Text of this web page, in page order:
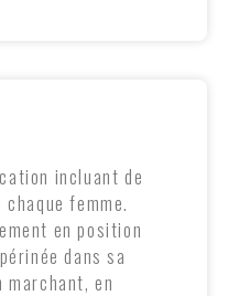
incluant de
femme.
en position
dans sa
en